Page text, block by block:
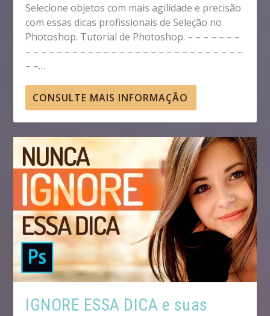
Selecione objetos com mais agilidade e precisão
com essas dicas profissionais de Seleção no
Photoshop. Tutorial de Photoshop. – – – – – – –
– – – – – – – – – – – – – – – – – – – – – – – – – – – –
– –…
CONSULTE MAIS INFORMAÇÃO
IGNORE ESSA DICA e suas